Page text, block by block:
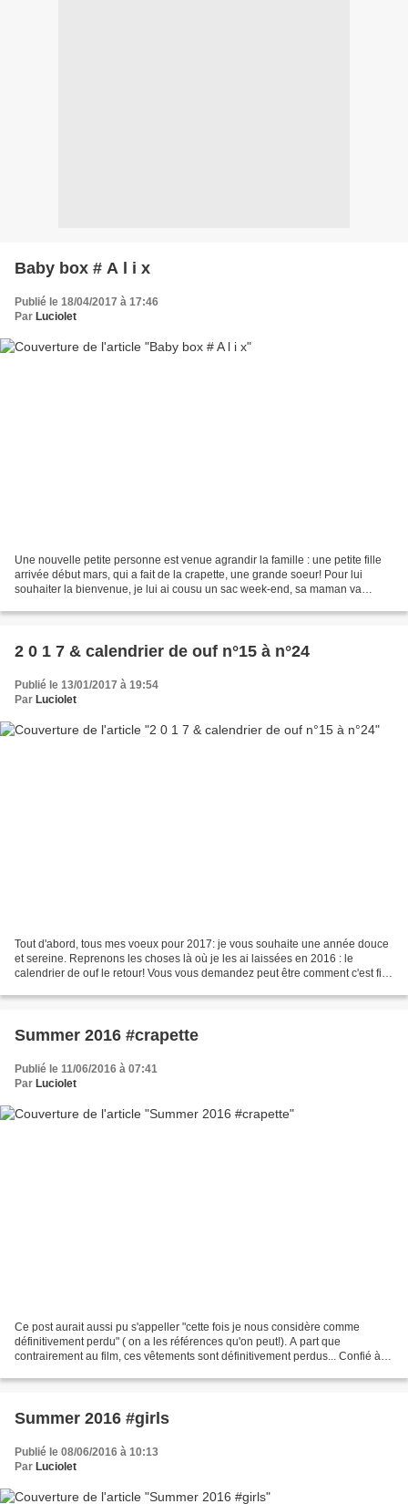
Baby box # A l i x
Publié le 18/04/2017 à 17:46
Par Luciolet
Une nouvelle petite personne est venue agrandir la famille : une petite fille
arrivée début mars, qui a fait de la crapette, une grande soeur! Pour lui
souhaiter la bienvenue, je lui ai cousu un sac week-end, sa maman va
2 0 1 7 & calendrier de ouf n°15 à n°24
Publié le 13/01/2017 à 19:54
Par Luciolet
Tout d'abord, tous mes voeux pour 2017: je vous souhaite une année douce
et sereine. Reprenons les choses là où je les ai laissées en 2016 : le
calendrier de ouf le retour! Vous vous demandez peut être comment c'est fini
Summer 2016 #crapette
Publié le 11/06/2016 à 07:41
Par Luciolet
Ce post aurait aussi pu s'appeller "cette fois je nous considère comme
définitivement perdu" ( on a les références qu'on peut!). A part que
contrairement au film, ces vêtements sont définitivement perdus... Confié à la
Summer 2016 #girls
Publié le 08/06/2016 à 10:13
Par Luciolet